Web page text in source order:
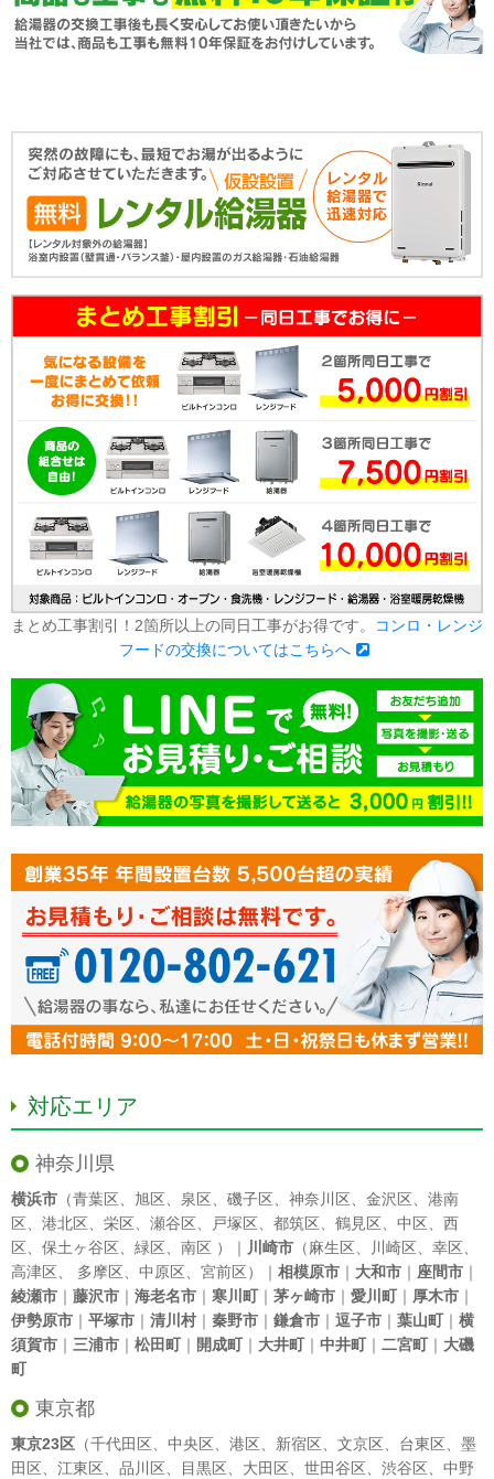
まとめ工事割引！2箇所以上の同日工事がお得です。
コンロ・レンジ
フードの交換についてはこちらへ
対応エリア
神奈川県
横浜市 （青葉区、 旭区、 泉区、 磯子区、 神奈川区、 金沢区、 港南
区、 港北区、 栄区、 瀬谷区、 戸塚区、 都筑区、 鶴見区、 中区、 西
区、 保土ヶ谷区、 緑区、 南区 ）｜ 川崎市 （麻生区、 川崎区、 幸区、
高津区、 多摩区、 中原区、 宮前区）｜ 相模原市 ｜ 大和市 ｜ 座間市 ｜
綾瀬市 ｜ 藤沢市 ｜ 海老名市 ｜ 寒川町｜ 茅ヶ崎市 ｜ 愛川町｜ 厚木市 ｜
伊勢原市 ｜ 平塚市 ｜ 清川村｜ 秦野市 ｜ 鎌倉市 ｜ 逗子市 ｜ 葉山町｜ 横
須賀市 ｜ 三浦市 ｜ 松田町｜ 開成町｜ 大井町｜ 中井町｜ 二宮町｜ 大磯
町
東京都
東京23区 （千代田区、 中央区、 港区、 新宿区、 文京区、 台東区、 墨
田区、 江東区、 品川区、 目黒区、 大田区、 世田谷区、 渋谷区、 中野